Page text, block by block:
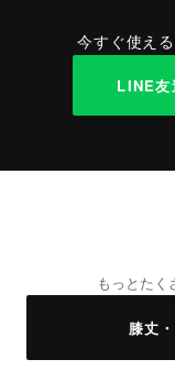
今すぐ使え
LINE友
もっとたく
膝丈